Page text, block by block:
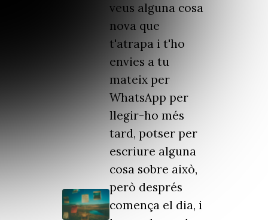
veus alguna cosa
nova que
t'atrapa i t'ho
envies a tu
mateix per
WhatsApp per
llegir-ho més
tard, potser per
escriure alguna
cosa sobre això,
però després
comença el dia, i